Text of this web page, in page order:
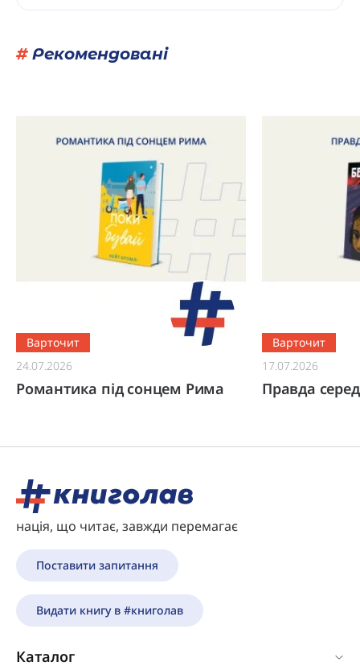
#Рекомендовані
Варточит
24.07.2026
Романтика під сонцем Рима
Варточит
17.07.2026
Правда
нація, що читає, завжди перемагає
Поставити запитання
Видати книгу в #книголав
Каталог